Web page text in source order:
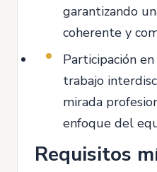
garantizando
coherente y
Participación
trabajo
mirada
enfoque del
Requisitos